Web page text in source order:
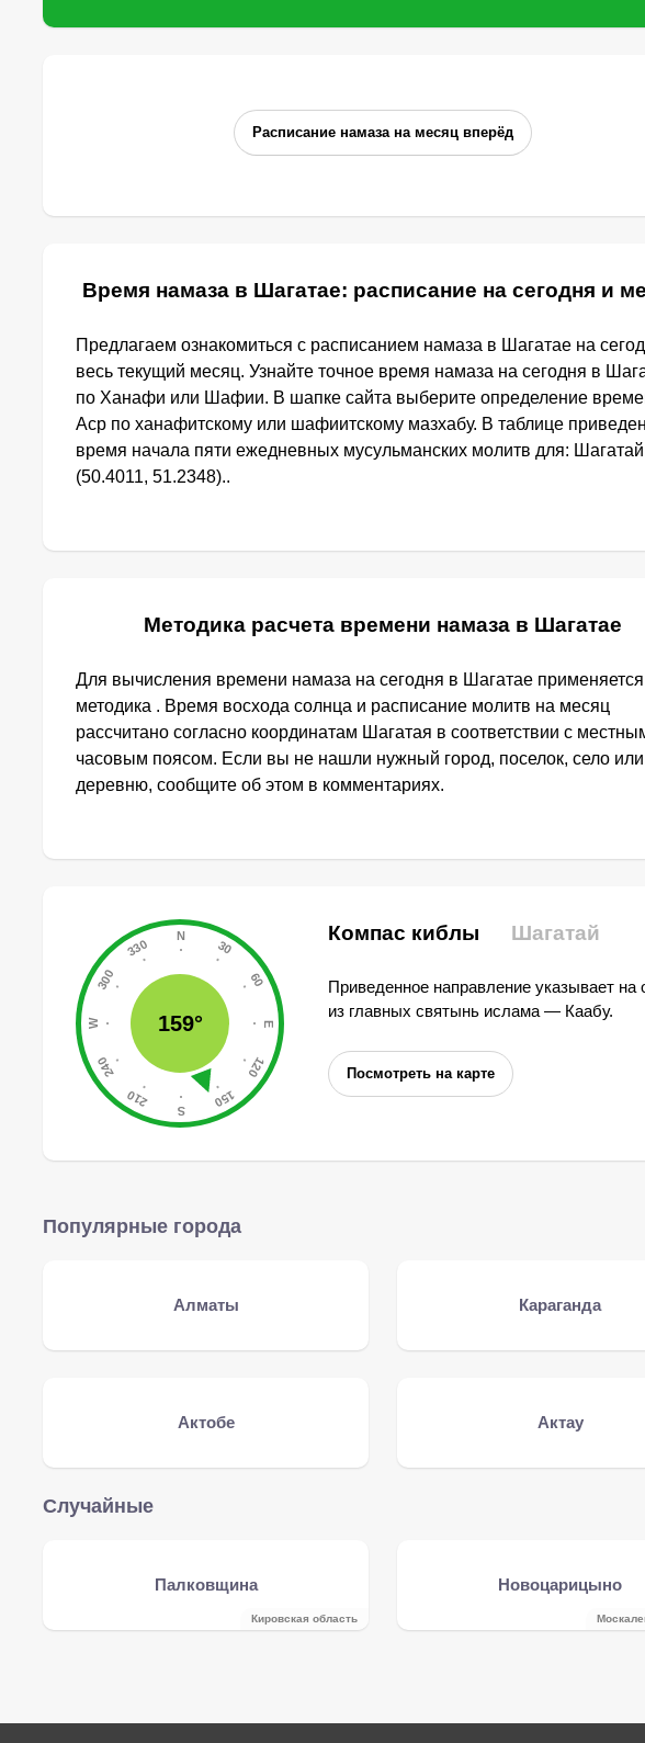
Расписание намаза на месяц вперёд
Время намаза в Шагатае: расписание на сегодня и
Предлагаем ознакомиться с расписанием намаза в Шагатае на
весь текущий месяц. Узнайте точное время намаза на сегодня в
по Ханафи или Шафии. В шапке сайта выберите определение
Аср по ханафитскому или шафиитскому мазхабу. В таблице
время начала пяти ежедневных мусульманских молитв для: Шагатай
(50.4011, 51.2348)..
Методика расчета времени намаза в Шагатае
Для вычисления времени намаза на сегодня в Шагатае применяется
методика . Время восхода солнца и расписание молитв на месяц
рассчитано согласно координатам Шагатая в соответствии с
часовым поясом. Если вы не нашли нужный город, поселок, село или
деревню, сообщите об этом в комментариях.
159°
Компас киблы Шагатай
Приведенное направление указывает на
из главных святынь ислама — Каабу.
Посмотреть на карте
Популярные города
Алматы Караганда
Актобе Актау
Случайные
Палковщина
Кировская область
Новоцарицыно